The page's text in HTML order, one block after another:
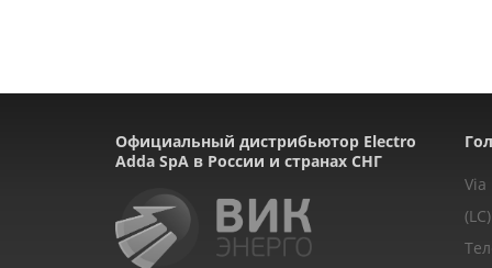
Официальный дистрибьютор Electro
Adda SpA в России и странах СНГ
Via